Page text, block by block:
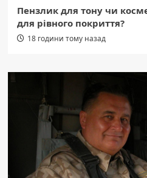
Пензлик для тону чи
для рівного покриття?
18 години тому назад